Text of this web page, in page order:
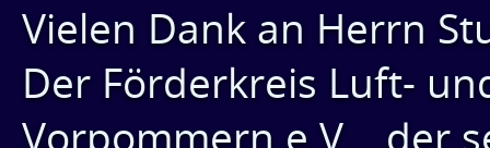
Vielen Dank an Herrn
Der Förderkreis Luft-
Vorpommern e.V. , der